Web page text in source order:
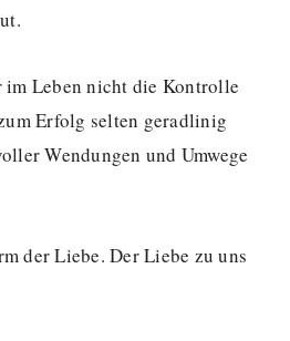
im Leben nicht die Kontrolle
Erfolg selten geradlinig
Wendungen und Umwege
der Liebe. Der Liebe zu uns